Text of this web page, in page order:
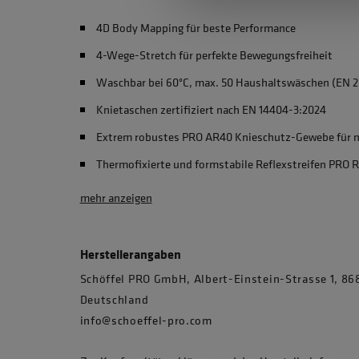
4D Body Mapping für beste Performance
4-Wege-Stretch für perfekte Bewegungsfreiheit
Waschbar bei 60°C, max. 50 Haushaltswäschen (EN
Knietaschen zertifiziert nach EN 14404-3:2024
Extrem robustes PRO AR40 Knieschutz-Gewebe
Thermofixierte und formstabile Reflexstreifen PRO
mehr anzeigen
Herstellerangaben
Schöffel PRO GmbH, Albert-Einstein-Strasse 1,
Deutschland
info@schoeffel-pro.com